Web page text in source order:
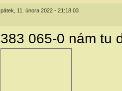
pátek, 11. února 2022 - 21:18:03
383 065-0 nám tu